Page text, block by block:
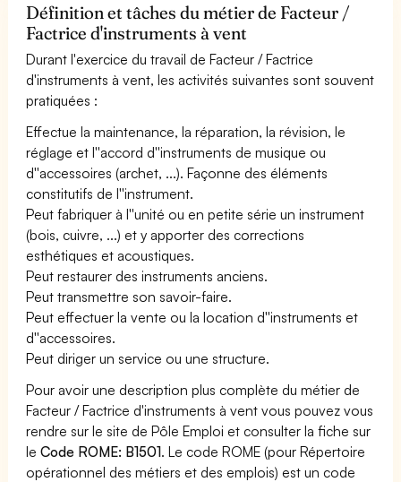
Définition et tâches du métier de Facteur /
Factrice d'instruments à vent
Durant l'exercice du travail de Facteur / Factrice
d'instruments à vent, les activités suivantes sont souvent
pratiquées :
Effectue la maintenance, la réparation, la révision, le
réglage et l''accord d''instruments de musique ou
d''accessoires (archet, ...). Façonne des éléments
constitutifs de l''instrument.
Peut fabriquer à l''unité ou en petite série un instrument
(bois, cuivre, ...) et y apporter des corrections
esthétiques et acoustiques.
Peut restaurer des instruments anciens.
Peut transmettre son savoir-faire.
Peut effectuer la vente ou la location d''instruments et
d''accessoires.
Peut diriger un service ou une structure.
Pour avoir une description plus complète du métier de
Facteur / Factrice d'instruments à vent vous pouvez vous
rendre sur le site de Pôle Emploi et consulter la fiche sur
leCode ROME: B1501. Le code ROME (pour Répertoire
opérationnel des métiers et des emplois) est un code